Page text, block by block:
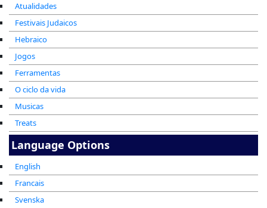
Atualidades
Festivais Judaicos
Hebraico
Jogos
Ferramentas
O ciclo da vida
Musicas
Treats
Language Options
English
Francais
Svenska